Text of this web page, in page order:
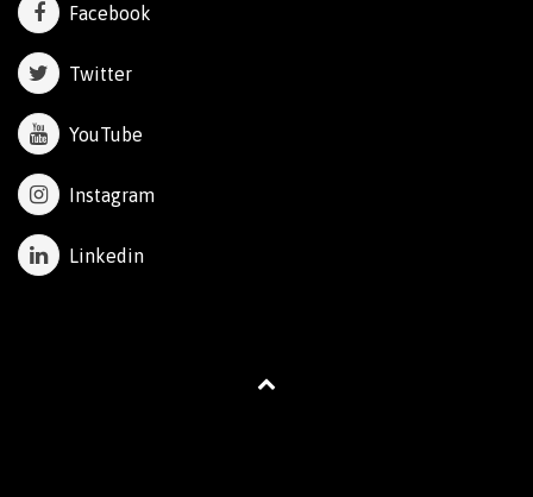
Facebook
Twitter
YouTube
Instagram
Linkedin